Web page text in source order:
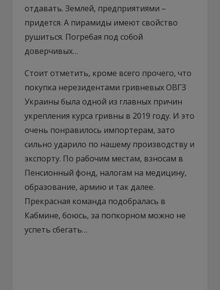
отдавать. Землей, предприятиями –
придется. А пирамиды имеют свойство
рушиться. Погребая под собой
доверчивых…
Стоит отметить, кроме всего прочего, что
покупка нерезидентами гривневых ОВГЗ
Украины была одной из главных причин
укрепления курса гривны в 2019 году. И это
очень понравилось импортерам, зато
сильно ударило по нашему производству и
экспорту. По рабочим местам, взносам в
Пенсионный фонд, налогам на медицину,
образование, армию и так далее.
Прекрасная команда подобралась в
Кабмине, боюсь, за попкорном можно не
успеть сбегать…